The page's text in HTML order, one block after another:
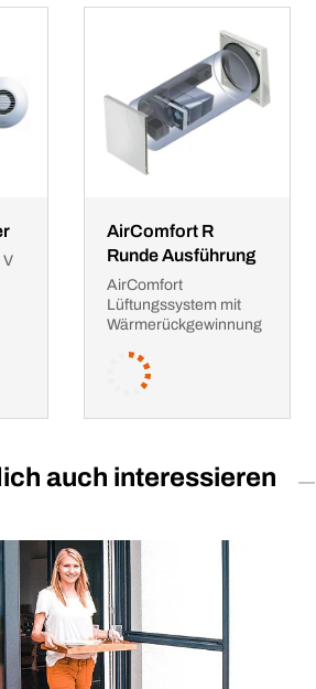
V
AirComfort R
Runde Ausführung
AirComfort
Lüftungssystem mit
Wärmerückgewinnung
auch interessieren